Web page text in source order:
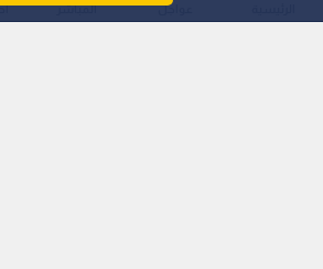
عواجل المباشر